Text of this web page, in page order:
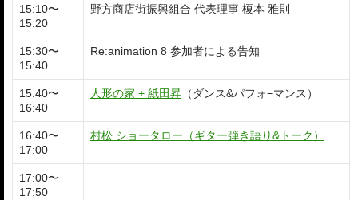
15:10〜
15:20
野方商店街振興組合 代表理事 榎本 雅則
15:30〜
15:40
Re:animation 8 参加者による告知
15:40〜
16:40
人形の家 + 紙田昇 （ダンス&パフォ−マンス）
16:40〜
17:00
村松 ショータロー（ギター弾き語り&トーク）
17:00〜
17:50